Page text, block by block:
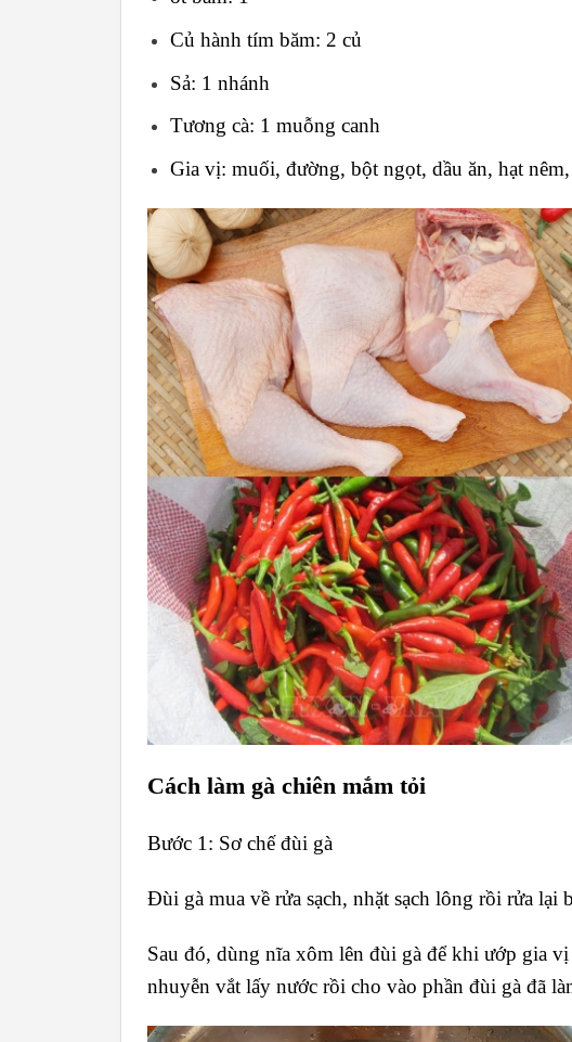
Củ hành tím băm: 2 củ
Sả: 1 nhánh
Tương cà: 1 muỗng canh
Gia vị: muối, đường, bột ngọt, dầu ăn, hạt
Cách làm gà chiên mắm tỏi
Bước 1: Sơ chế đùi gà
Đùi gà mua về rửa sạch, nhặt sạch lông rồi rửa
Sau đó, dùng nĩa xôm lên đùi gà để khi ướp gia
nhuyễn vắt lấy nước rồi cho vào phần đùi gà đã